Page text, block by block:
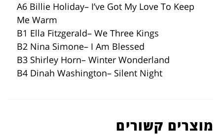
A6 Billie Holiday– I’ve Got My Love To Keep
Me Warm
B1 Ella Fitzgerald– We Three Kings
B2 Nina Simone– I Am Blessed
B3 Shirley Horn– Winter Wonderland
B4 Dinah Washington– Silent Night
מוצרים קשורים